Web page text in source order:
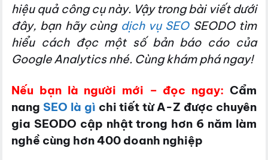
hiệu quả công cụ này. Vậy trong bài viết dưới
đây, bạn hãy cùng dịch vụ SEOSEODO tìm
hiểu cách đọc một số bản báo cáo của
Google Analytics nhé. Cùng khám phá ngay!
Nếu bạn là người mới – đọc ngay: Cẩm
nang SEO là gì chi tiết từ A-Z được chuyên
gia SEODO cập nhật trong hơn 6 năm làm
nghề cùng hơn 400 doanh nghiệp